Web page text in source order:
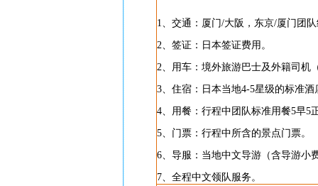
1、交通：厦门/大阪，东京/厦门团
2、签证：日本签证费用。
2、用车：境外旅游巴士及外籍司机
3、住宿：日本当地4-5星级的标准酒
4、用餐：行程中团队标准用餐5早5
5、门票：行程中所含的景点门票。
6、导服：当地中文导游（含导游小
7、全程中文领队服务。